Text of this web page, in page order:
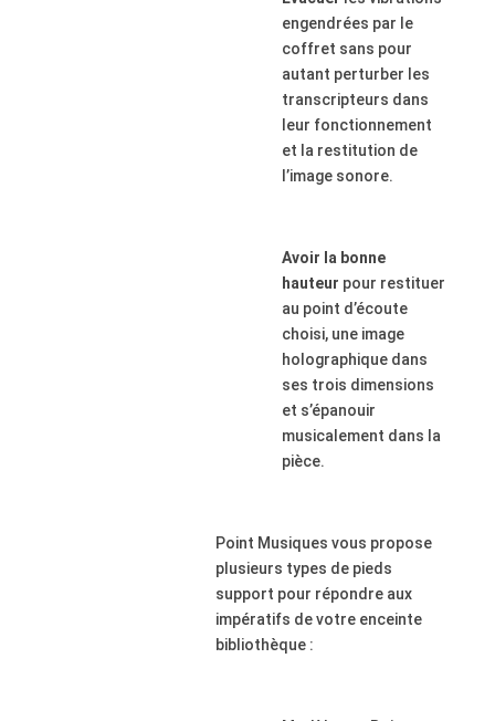
engendrées par le
coffret sans pour
autant perturber les
transcripteurs dans
leur fonctionnement
et la restitution de
l’image sonore.
Avoir la bonne
hauteur pour restituer
au point d’écoute
choisi, une image
holographique dans
ses trois dimensions
et s’épanouir
musicalement dans la
pièce.
Point Musiques vous propose
plusieurs types de pieds
support pour répondre aux
impératifs de votre enceinte
bibliothèque :